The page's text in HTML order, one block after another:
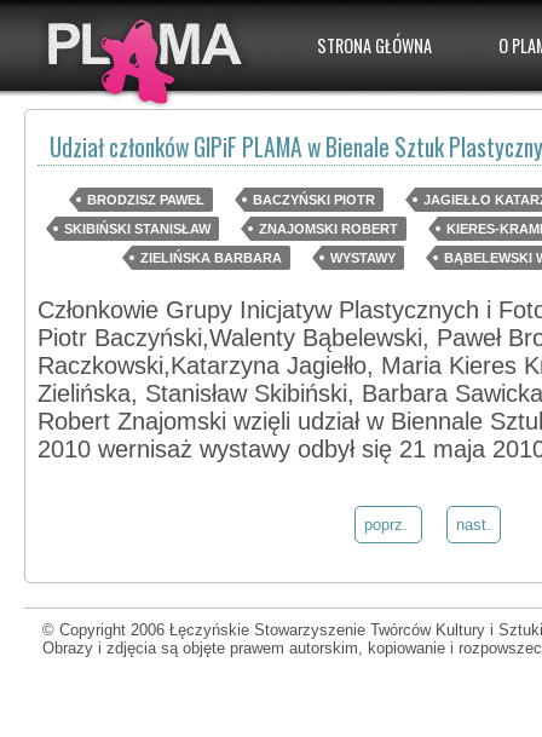
STRONA GŁÓWNA O
Udział członków GIPiF PLAMA w Bienale Sztuk
BRODZISZ PAWEŁ BACZYŃSKI PIOTR
JAGIEŁŁO
SKIBIŃSKI STANISŁAW
ZNAJOMSKI ROBERT
KIERES-
ZIELIŃSKA BARBARA
WYSTAWY BĄBELEWSKI
Członkowie Grupy Inicjatyw Plastycznych i
Piotr Baczyński,Walenty Bąbelewski, Paweł
Raczkowski,Katarzyna Jagiełło, Maria Kieres
Zielińska, Stanisław Skibiński, Barbara
Robert Znajomski wzięli udział w Biennale
2010 wernisaż wystawy odbył się 21 maja
poprz. nast.
© Copyright 2006 Łęczyńskie Stowarzyszenie Twórców Kultury i
Obrazy i zdjęcia są objęte prawem autorskim, kopiowanie i